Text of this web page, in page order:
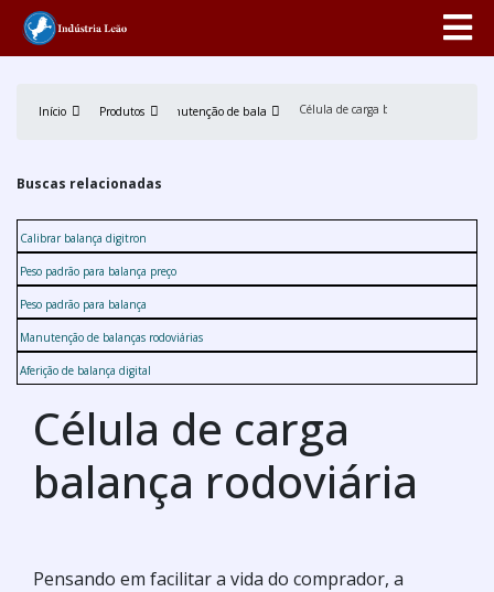
Início Produtos Manutenção de balança Célula de carga balança rodoviária
Buscas relacionadas
Calibrar balança digitron
Peso padrão para balança preço
Peso padrão para balança
Manutenção de balanças rodoviárias
Aferição de balança digital
Célula de carga
balança rodoviária
Pensando em facilitar a vida do comprador, a